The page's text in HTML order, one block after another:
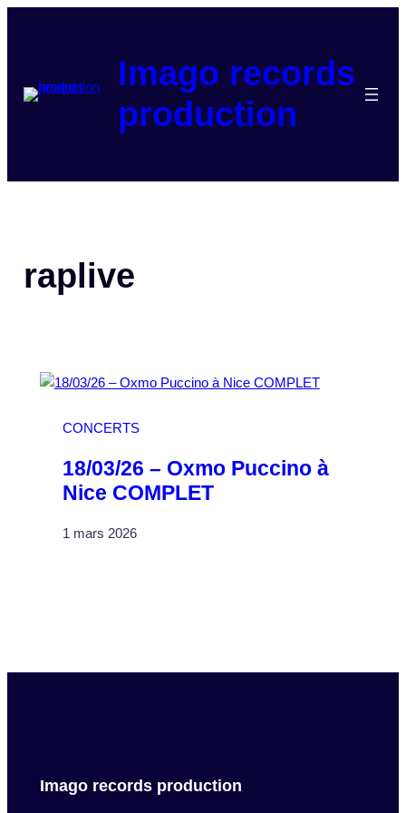
Imago records
production
raplive
CONCERTS
18/03/26 – Oxmo Puccino à
Nice COMPLET
1 mars 2026
Imago records production